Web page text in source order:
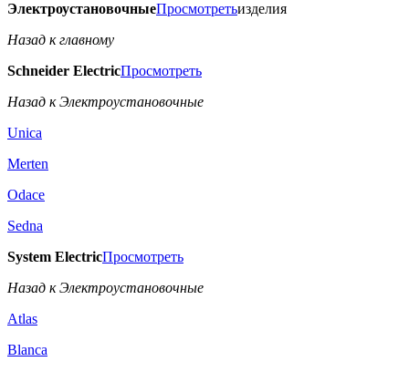
ЭлектроустановочныеПросмотретьизделия
Назад к главному
Schneider ElectricПросмотреть
Назад к Электроустановочные
Unica
Merten
Odace
Sedna
System ElectricПросмотреть
Назад к Электроустановочные
Atlas
Blanca